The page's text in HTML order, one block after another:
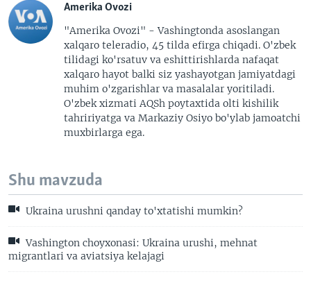
Amerika Ovozi
"Amerika Ovozi" - Vashingtonda asoslangan
xalqaro teleradio, 45 tilda efirga chiqadi. O'zbek
tilidagi ko'rsatuv va eshittirishlarda nafaqat
xalqaro hayot balki siz yashayotgan jamiyatdagi
muhim o'zgarishlar va masalalar yoritiladi.
O'zbek xizmati AQSh poytaxtida olti kishilik
tahririyatga va Markaziy Osiyo bo'ylab jamoatchi
muxbirlarga ega.
Shu mavzuda
Ukraina urushni qanday to'xtatishi mumkin?
Vashington choyxonasi: Ukraina urushi, mehnat
migrantlari va aviatsiya kelajagi